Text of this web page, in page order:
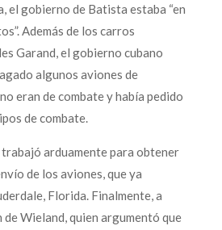
el gobierno de Batista estaba “en
Además de los carros
Garand, el gobierno cubano
algunos aviones de
eran de combate y había pedido
de combate.
trabajó arduamente para obtener
de los aviones, que ya
Florida. Finalmente, a
de Wieland, quien argumentó que